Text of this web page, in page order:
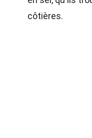
côtières.